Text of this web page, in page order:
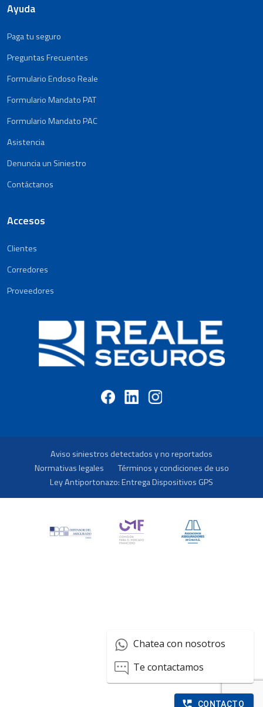
Chatea con nosotros
Te contactamos
CONTACTO
Ayuda
Paga tu seguro
Preguntas Frecuentes
Formulario Endoso Reale
Formulario Mandato PAT
Formulario Mandato PAC
Asistencia
Denuncia un Siniestro
Contáctanos
Accesos
Clientes
Corredores
Proveedores
Aviso siniestros detectados y no reportados
Normativas legales
Términos y condiciones de uso
Ley Antiportonazo: Entrega Dispositivos GPS